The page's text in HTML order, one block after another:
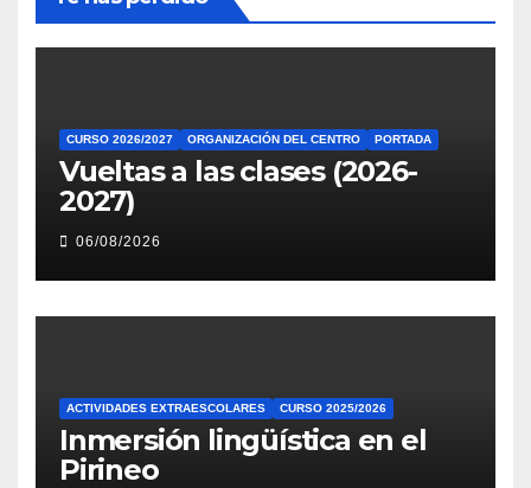
CURSO 2026/2027 ORGANIZACIÓN DEL CENTRO PORTADA
Vueltas a las clases (2026-
2027)
06/08/2026
ACTIVIDADES EXTRAESCOLARES CURSO 2025/2026
Inmersión lingüística en el
Pirineo